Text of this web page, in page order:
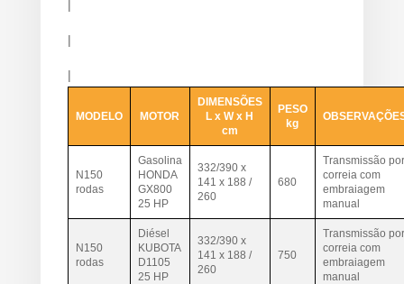
|
|
|
MODELO MOTOR
DIMENSÕES
L x W x H
cm
PESO
kg
N150
rodas
Gasolina
HONDA
GX800
25 HP
332/390 x
141 x 188 /
260
680
Transmissão por
correia com
embraiagem
manual
N150
rodas
Diésel
KUBOTA
D1105
25 HP
332/390 x
141 x 188 /
260
750
Transmissão por
correia com
embraiagem
manual